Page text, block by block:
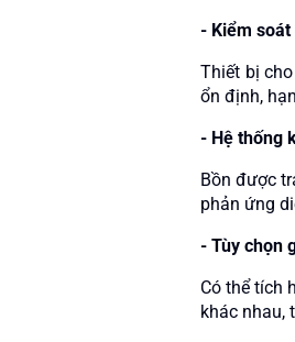
- Kiểm
Thiết bị
ổn định,
- Hệ thống
Bồn được
phản ứng
- Tùy chọn
Có thể tích
khác nhau,